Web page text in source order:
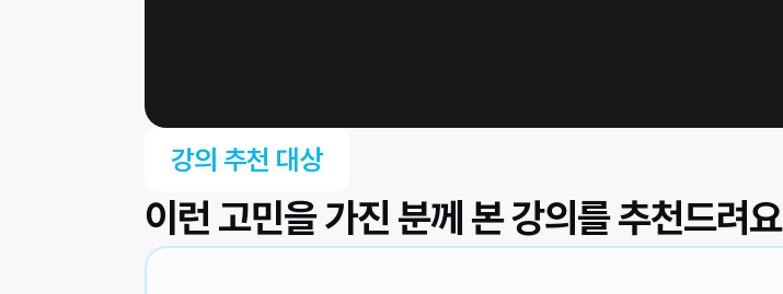
강의 추천 대상
이런 고민을 가진 분께 본 강의를 추천드려요